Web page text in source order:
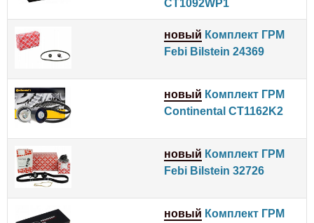
CT1092WP1
новый Комплект ГРМ
Febi Bilstein 24369
новый Комплект ГРМ
Continental CT1162K2
новый Комплект ГРМ
Febi Bilstein 32726
новый Комплект ГРМ